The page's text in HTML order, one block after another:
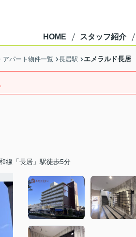
HOME スタッフ紹介
アパート物件一覧 長居駅 エメラルド長居
線「長居」駅徒歩5分